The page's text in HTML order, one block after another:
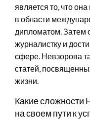
является то, что
в области
дипломатом. Затем
журналистку и
сфере. Невзорова
статей,
жизни.
Какие сложности
на своем пути к